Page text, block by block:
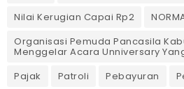
Nilai Kerugian Capai Rp2
Organisasi Pemuda Pancasila
Menggelar Acara Unniversary
Pajak
Patroli Pebayuran